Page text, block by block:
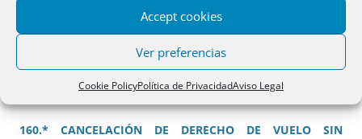
Accept cookies
Ver preferencias
Cookie PolicyPolítica de PrivacidadAviso Legal
se suspende la cancelación de los asientos registrales
practicados a consecuencia de una ejecución de una
hipoteca, al haber sido ésta declarada nula por la
abusividad de sus cláusulas, cuando la finca figura inscrita
a favor de un tercero distinto del acreedor hipotecario.
160.* CANCELACIÓN DE DERECHO DE VUELO SIN